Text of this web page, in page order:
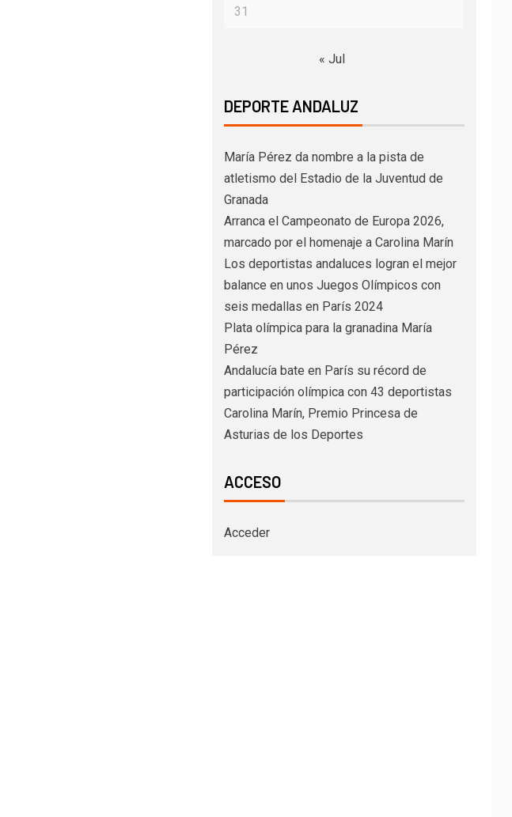
31
« Jul
DEPORTE ANDALUZ
María Pérez da nombre a la pista de
atletismo del Estadio de la Juventud de
Granada
Arranca el Campeonato de Europa 2026,
marcado por el homenaje a Carolina Marín
Los deportistas andaluces logran el mejor
balance en unos Juegos Olímpicos con
seis medallas en París 2024
Plata olímpica para la granadina María
Pérez
Andalucía bate en París su récord de
participación olímpica con 43 deportistas
Carolina Marín, Premio Princesa de
Asturias de los Deportes
ACCESO
Acceder